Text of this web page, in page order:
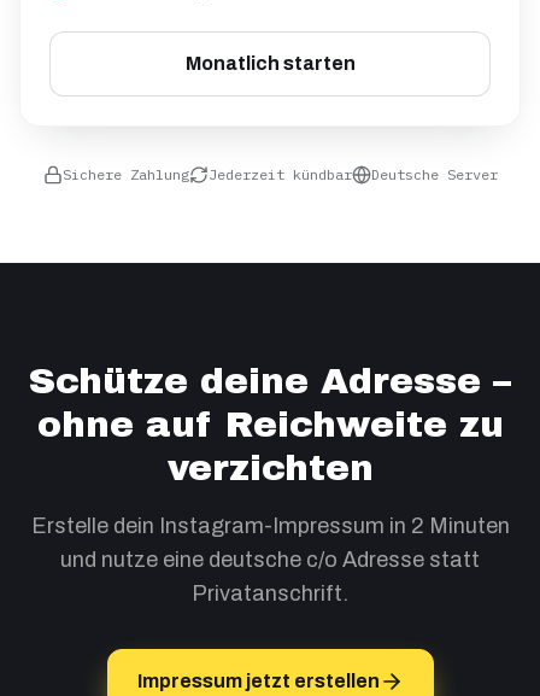
Monatlich starten
Sichere Zahlung Jederzeit kündbar Deutsche Server
Schütze deine Adresse –
ohne auf Reichweite zu
verzichten
Erstelle dein Instagram-Impressum in 2 Minuten
und nutze eine deutsche c/o Adresse statt
Privatanschrift.
Impressum jetzt erstellen